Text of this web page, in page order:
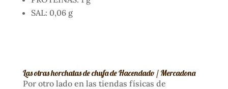
SAL: 0,06 g
Las otras horchatas de chufa de Hacendado / Mercadona
Por otro lado en las tiendas físicas de